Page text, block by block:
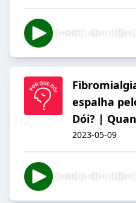
espalha
Dói? |
2023-05-09